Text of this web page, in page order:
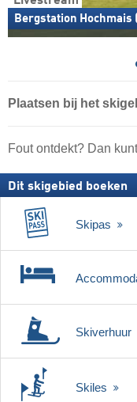
Bergstation Hochmais
Plaatsen bij het
Fout ontdekt? Dan
Dit skigebied boeken
Skipas
Skiverhuur
Skiles